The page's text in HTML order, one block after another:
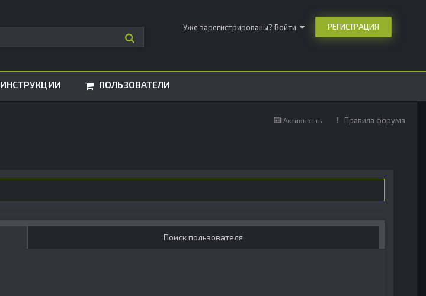
Уже зарегистрированы? Войти РЕГИСТРАЦИЯ
ИНСТРУКЦИИ ПОЛЬЗОВАТЕЛИ
Активность Правила форума
Поиск пользователя